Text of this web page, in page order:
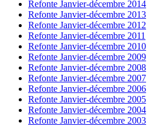
Refonte Janvier-décembre 2014
Refonte Janvier-décembre 2013
Refonte Janvier-décembre 2012
Refonte Janvier-décembre 2011
Refonte Janvier-décembre 2010
Refonte Janvier-décembre 2009
Refonte Janvier-décembre 2008
Refonte Janvier-décembre 2007
Refonte Janvier-décembre 2006
Refonte Janvier-décembre 2005
Refonte Janvier-décembre 2004
Refonte Janvier-décembre 2003